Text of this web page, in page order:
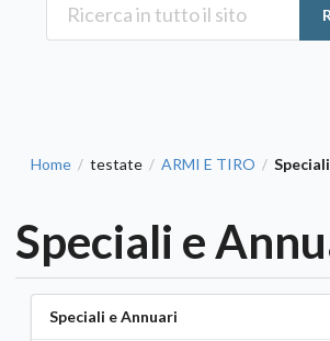
Home / testate / ARMI E TIRO /
Speciali e
Speciali e Annuari